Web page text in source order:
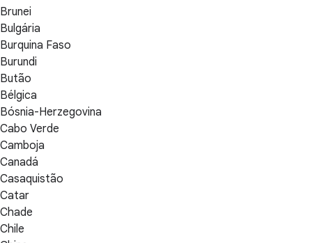
Brunei
Bulgária
Burquina Faso
Burundi
Butão
Bélgica
Bósnia-Herzegovina
Cabo Verde
Camboja
Canadá
Casaquistão
Catar
Chade
Chile